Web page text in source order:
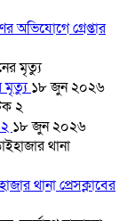
অভিযোগে গ্রেপ্তার
মৃত্যু১৮ জুন ২০২৬
১৮ জুন ২০২৬
থানা প্রেসক্লাবের